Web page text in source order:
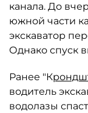
канала. До
южной части
экскаватор
Однако спуск
Ранее "К
водитель
водолазы